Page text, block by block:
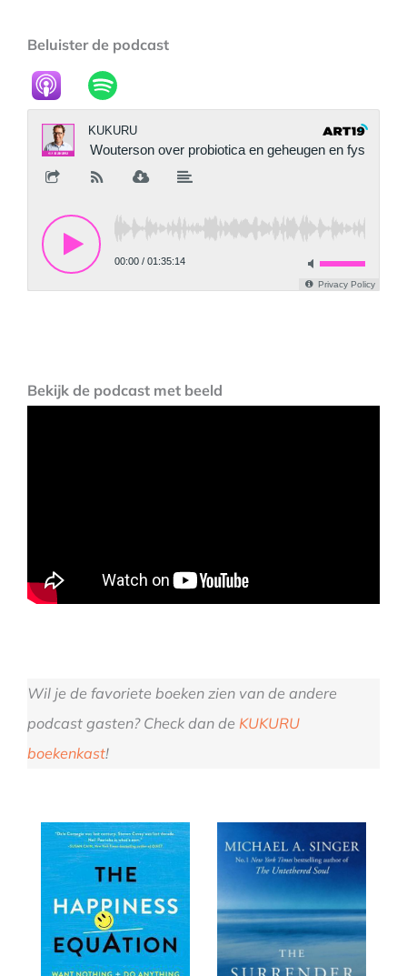
Beluister de podcast
Bekijk de podcast met beeld
Wil je de favoriete boeken zien van de andere
podcast gasten? Check dan de KUKURU
boekenkast!